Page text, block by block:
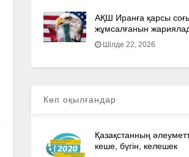
АҚШ Иранға қарсы
жұмсалғанын
Шілде 22, 2026
Көп оқылғандар
Қазақстанның
кеше, бүгін, келешек